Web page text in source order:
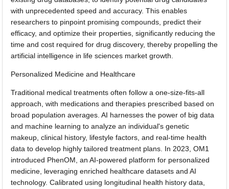
with unprecedented speed and accuracy. This enables
researchers to pinpoint promising compounds, predict their
efficacy, and optimize their properties, significantly reducing the
time and cost required for drug discovery, thereby propelling the
artificial intelligence in life sciences market growth.
Personalized Medicine and Healthcare
Traditional medical treatments often follow a one-size-fits-all
approach, with medications and therapies prescribed based on
broad population averages. AI harnesses the power of big data
and machine learning to analyze an individual's genetic
makeup, clinical history, lifestyle factors, and real-time health
data to develop highly tailored treatment plans. In 2023, OM1
introduced PhenOM, an AI-powered platform for personalized
medicine, leveraging enriched healthcare datasets and AI
technology. Calibrated using longitudinal health history data,